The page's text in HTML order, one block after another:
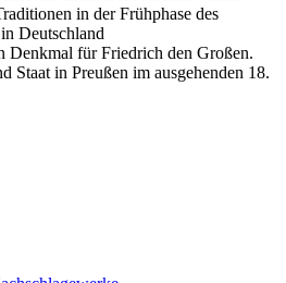
in der Frühphase des
Deutschland
Denkmal für Friedrich den Großen.
Staat in Preußen im ausgehenden 18.